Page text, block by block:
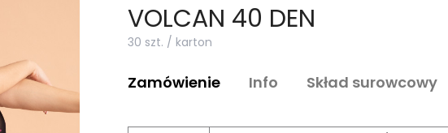
VOLCAN 40 DEN
30 szt. / karton
Zamówienie Info Skład surowcowy